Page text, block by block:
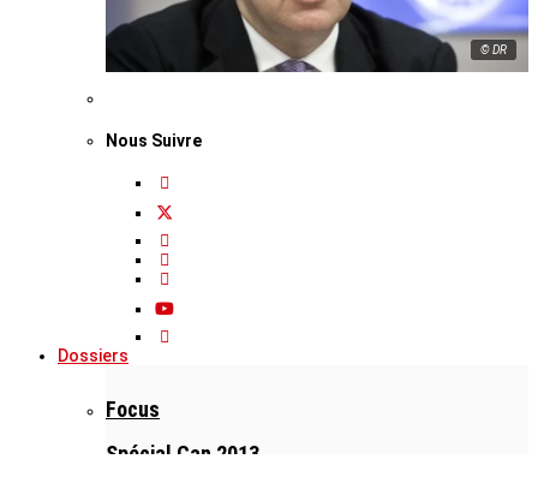
© DR
Nous Suivre
Dossiers
Focus
Spécial Can 2013